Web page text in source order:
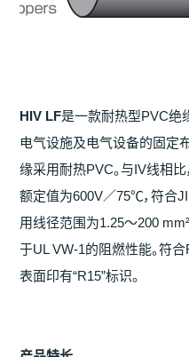
HIV LF是一款耐热型PVC绝
电气设施及电气设备的固定
缘采用耐热PVC。与IV线相比
额定值为600V／75℃，符合
用线径范围为1.25～200
于UL VW-1的阻燃性能。符合
表面印有“R15”标识。